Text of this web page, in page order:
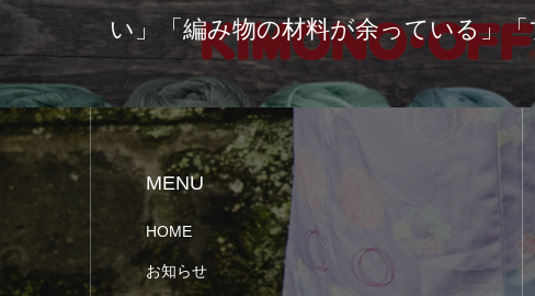
い」「編み物の材料が余っている」「ブラン
ド毛糸を高く売りたい…
MENU
HOME
お知らせ